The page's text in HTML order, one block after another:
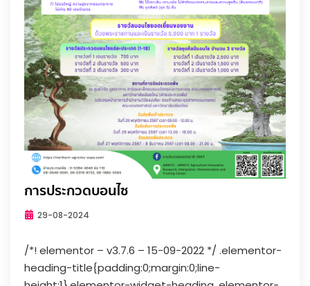
การประกวดบอนไซ
29-08-2024
/*! elementor – v3.7.6 – 15-09-2022 */ .elementor-
heading-title{padding:0;margin:0;line-